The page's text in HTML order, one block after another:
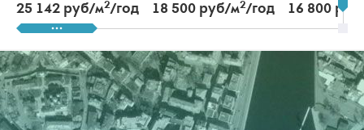
25 142 руб/м2/год
18 500 руб/м2/год
16 800